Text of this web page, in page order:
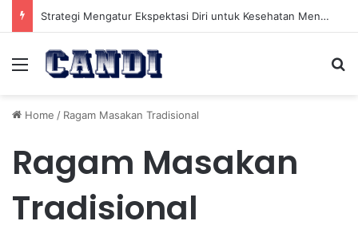
Strategi Mengatur Ekspektasi Diri untuk Kesehatan Mental yang Lebih Seimbang
Menu
Home / Ragam Masakan Tradisional
Ragam Masakan
Tradisional